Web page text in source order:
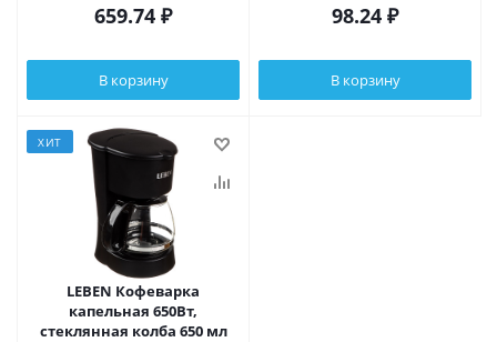
659.74 ₽
В корзину
98.24 ₽
В корзину
ХИТ
LEBEN Кофеварка
капельная 650Вт,
стеклянная колба 650 мл